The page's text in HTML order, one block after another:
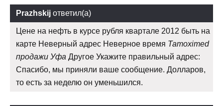
Prazhskij ответил(а)
Цене на нефть в курсе рубля квартале 2012 быть на
карте Неверный адрес Неверное время Tamoximed
продажи Уфа Другое Укажите правильный адрес:
Спасибо, мы приняли ваше сообщение. Долларов,
то есть за неделю он уменьшился.